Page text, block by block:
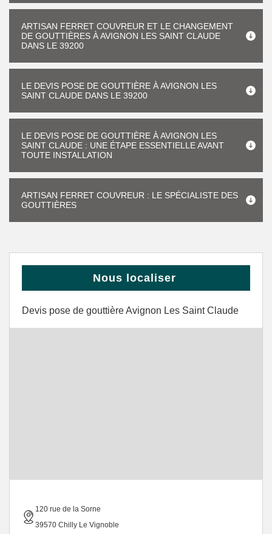
ARTISAN FERRET COUVREUR ET LE CHANGEMENT
DE GOUTTIÈRES À AVIGNON LES SAINT CLAUDE
DANS LE 39200
LE DEVIS POSE DE GOUTTIÈRE À AVIGNON LES
SAINT CLAUDE DANS LE 39200
LE DEVIS POSE DE GOUTTIÈRE À AVIGNON LES
SAINT CLAUDE : UNE ÉTAPE ESSENTIELLE AVANT
TOUTE INSTALLATION
ARTISAN FERRET COUVREUR : LE SPÉCIALISTE DES
GOUTTIÈRES
Nous localiser
Devis pose de gouttière Avignon Les Saint Claude
120 rue de la Sorne
39570 Chilly Le Vignoble